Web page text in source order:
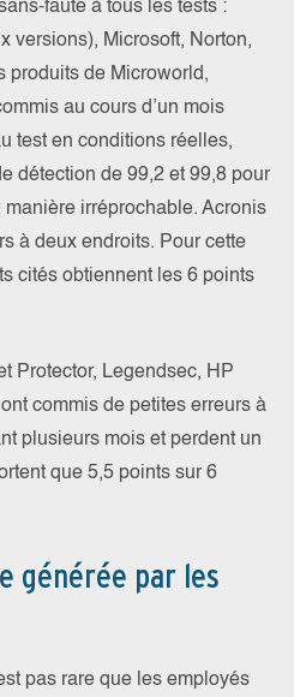
faute à tous les tests :
versions), Microsoft, Norton,
produits de Microworld,
au cours d’un mois
test en conditions réelles,
détection de 99,2 et 99,8 pour
irréprochable. Acronis
à deux endroits. Pour cette
cités obtiennent les 6 points
Protector, Legendsec, HP
commis de petites erreurs à
plusieurs mois et perdent un
que 5,5 points sur 6
générée par les
pas rare que les employés